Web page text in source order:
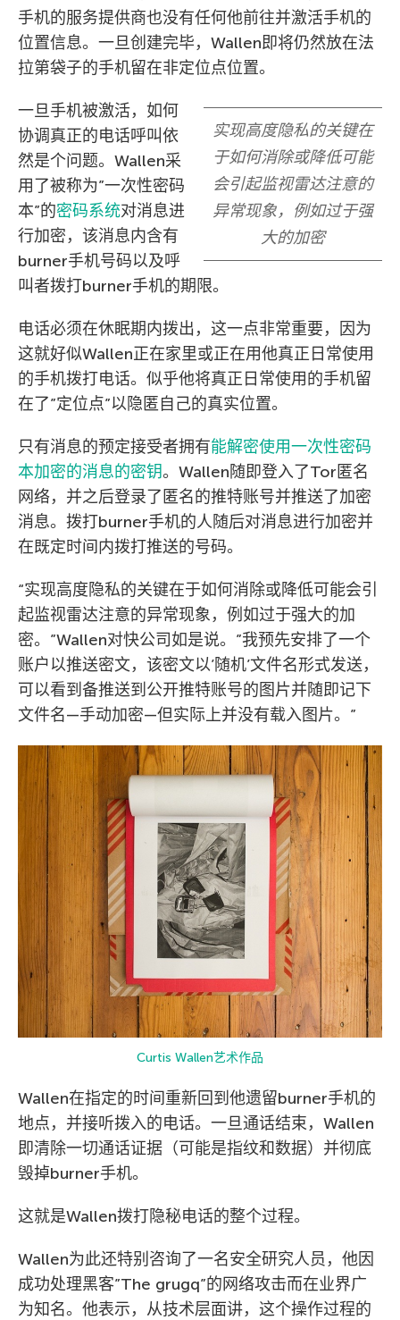
手机的服务提供商也没有任何他前往并激活手机的
位置信息。一旦创建完毕，Wallen即将仍然放在法
拉第袋子的手机留在非定位点位置。
实现高度隐私的关键在
于如何消除或降低可能
会引起监视雷达注意的
异常现象，例如过于强
大的加密
一旦手机被激活，如何
协调真正的电话呼叫依
然是个问题。Wallen采
用了被称为”一次性密码
本”的密码系统对消息进
行加密，该消息内含有
burner手机号码以及呼
叫者拨打burner手机的期限。
电话必须在休眠期内拨出，这一点非常重要，因为
这就好似Wallen正在家里或正在用他真正日常使用
的手机拨打电话。似乎他将真正日常使用的手机留
在了”定位点”以隐匿自己的真实位置。
只有消息的预定接受者拥有能解密使用一次性密码
本加密的消息的密钥。Wallen随即登入了Tor匿名
网络，并之后登录了匿名的推特账号并推送了加密
消息。拨打burner手机的人随后对消息进行加密并
在既定时间内拨打推送的号码。
“实现高度隐私的关键在于如何消除或降低可能会引
起监视雷达注意的异常现象，例如过于强大的加
密。”Wallen对快公司如是说。”我预先安排了一个
账户以推送密文，该密文以’随机’文件名形式发送，
可以看到备推送到公开推特账号的图片并随即记下
文件名—手动加密—但实际上并没有载入图片。”
Curtis Wallen艺术作品
Wallen在指定的时间重新回到他遗留burner手机的
地点，并接听拨入的电话。一旦通话结束，Wallen
即清除一切通话证据（可能是指纹和数据）并彻底
毁掉burner手机。
这就是Wallen拨打隐秘电话的整个过程。
Wallen为此还特别咨询了一名安全研究人员，他因
成功处理黑客”The grugq”的网络攻击而在业界广
为知名。他表示，从技术层面讲，这个操作过程的